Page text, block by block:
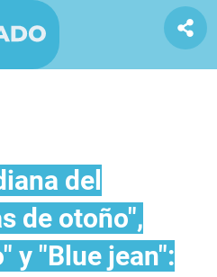
del
de otoño",
y "Blue jean":